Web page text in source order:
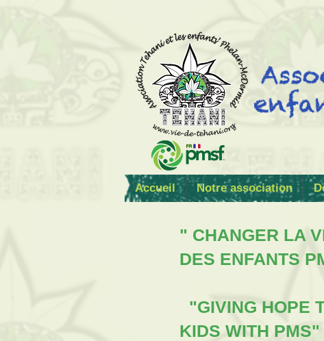
Accueil Notre association
" CHANGER LA
DES ENFANTS
"GIVING HOPE
KIDS WITH PMS"